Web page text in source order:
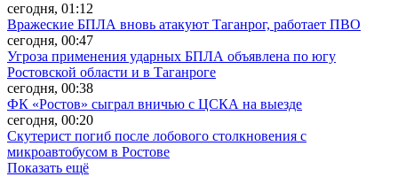
сегодня, 01:12
Вражеские БПЛА вновь атакуют Таганрог, работает ПВО
сегодня, 00:47
Угроза применения ударных БПЛА объявлена по югу
Ростовской области и в Таганроге
сегодня, 00:38
ФК «Ростов» сыграл вничью с ЦСКА на выезде
сегодня, 00:20
Скутерист погиб после лобового столкновения с
микроавтобусом в Ростове
Показать ещё